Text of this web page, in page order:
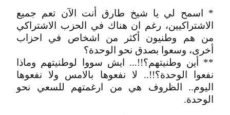
* اسمح لي يا شيخ طارق أنت الآن تعم جميع
الاشتراكيين، رغم ان هناك في الحزب الاشتراكي
من هم وطنيون أكثر من اشخاص في احزاب
أخرى، وسعوا بصدق نحو الوحدة؟
** أين وطنيتهم؟!!... ايش سووا لوطنيتهم وماذا
نفعوا الوحدة؟!!.. لا نفعوها بالامس ولا نفعوها
اليوم.. الظروف هي من ارغمتهم للسعي نحو
الوحدة.